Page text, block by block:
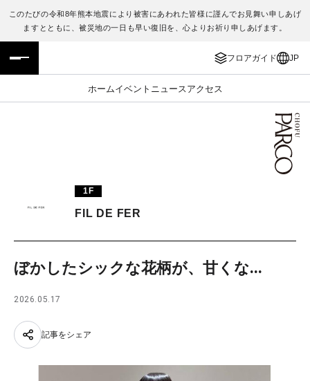
このたびの令和8年熊本地震により被害にあわれた皆様に謹んでお見舞い申しあげ
ますとともに、被災地の一日も早い復旧を、心よりお祈り申しあげます。
フロアガイド JP
ホームイベント ニュース アクセス
フロアガイド
施設案内・アクセス
TAX FREE
ENGLISH
繁体字
日本語
1F
FIL DE FER
ぼかしたシックな花柄が、甘くな...
2026.05.17
記事をシェア